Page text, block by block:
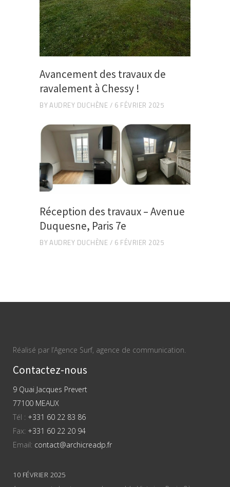
Avancement des travaux de
ravalement à Chessy !
BYAUDREY DUCHÈNE 6 FÉVRIER 2025
Réception des travaux – Avenue
Duquesne, Paris 7e
BYAUDREY DUCHÈNE 6 FÉVRIER 2025
Réalisé par l’Agence Surf, agence de communication.
Contactez-nous
9 Quai Jacques Prevert
77100 MEAUX
Tél : +331 60 22 83 86
Fax: +331 60 22 20 94
Email: contact@archicreadp.fr
10 FÉVRIER 2025